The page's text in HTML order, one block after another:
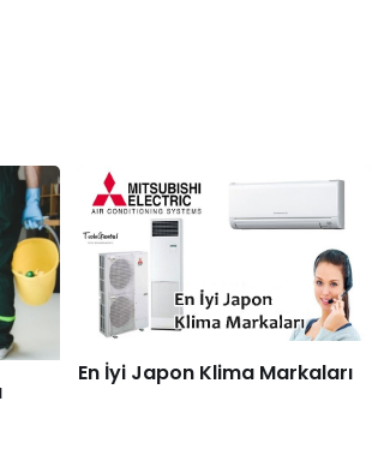
En İyi Japon Klima Markaları